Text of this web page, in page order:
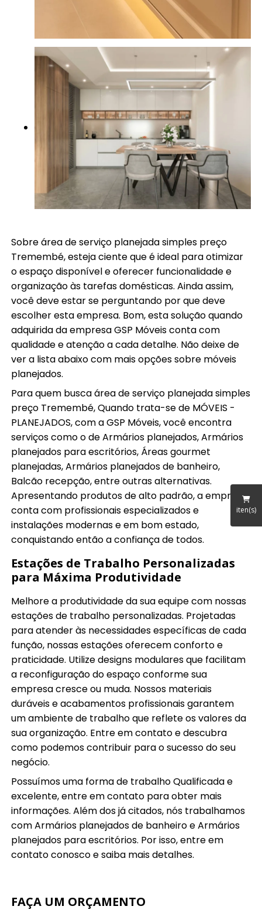
iten(s)
Sobre área de serviço planejada simples preço
Tremembé, esteja ciente que é ideal para otimizar
o espaço disponível e oferecer funcionalidade e
organização às tarefas domésticas. Ainda assim,
você deve estar se perguntando por que deve
escolher esta empresa. Bom, esta solução quando
adquirida da empresa GSP Móveis conta com
qualidade e atenção a cada detalhe. Não deixe de
ver a lista abaixo com mais opções sobre móveis
planejados.
Para quem busca área de serviço planejada simples
preço Tremembé, Quando trata-se de MÓVEIS -
PLANEJADOS, com a GSP Móveis, você encontra
serviços como o de Armários planejados, Armários
planejados para escritórios, Áreas gourmet
planejadas, Armários planejados de banheiro,
Balcão recepção, entre outras alternativas.
Apresentando produtos de alto padrão, a empresa
conta com profissionais especializados e
instalações modernas e em bom estado,
conquistando então a confiança de todos.
Estações de Trabalho Personalizadas
para Máxima Produtividade
Melhore a produtividade da sua equipe com nossas
estações de trabalho personalizadas. Projetadas
para atender às necessidades específicas de cada
função, nossas estações oferecem conforto e
praticidade. Utilize designs modulares que facilitam
a reconfiguração do espaço conforme sua
empresa cresce ou muda. Nossos materiais
duráveis e acabamentos profissionais garantem
um ambiente de trabalho que reflete os valores da
sua organização. Entre em contato e descubra
como podemos contribuir para o sucesso do seu
negócio.
Possuímos uma forma de trabalho Qualificada e
excelente, entre em contato para obter mais
informações. Além dos já citados, nós trabalhamos
com Armários planejados de banheiro e Armários
planejados para escritórios. Por isso, entre em
contato conosco e saiba mais detalhes.
FAÇA UM ORÇAMENTO